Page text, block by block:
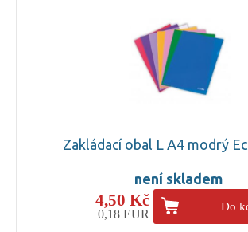
Zakládací obal L A4 modrý
není skladem
4,50 Kč
0,18 EUR
Do